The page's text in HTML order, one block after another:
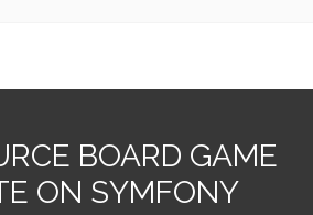
BOARD GAME
ON SYMFONY